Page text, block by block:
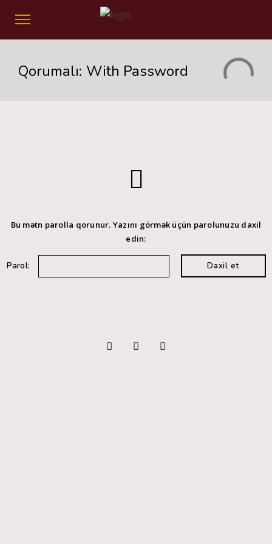
Qorumalı: With Password
Bu mətn parolla qorunur. Yazını görmək üçün parolunuzu daxil
edin:
Parol: